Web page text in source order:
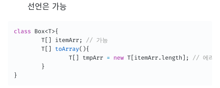
선언은 가능
class Box<T>{
T
itemArr;
// 가능
T
toArray( ){
T
tmpArr = new T itemArr.length ;
// 에러
}
}